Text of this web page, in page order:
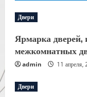
Двери
Ярмарка дверей,
межкомнатных
admin 11 апреля,
Двери